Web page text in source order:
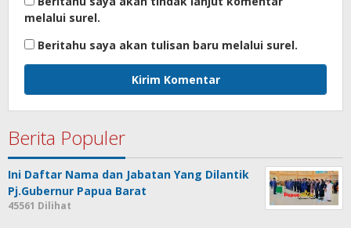
melalui surel.
Beritahu saya akan tulisan baru melalui surel.
Berita Populer
Ini Daftar Nama dan Jabatan Yang Dilantik
Pj.Gubernur Papua Barat
45561 Dilihat